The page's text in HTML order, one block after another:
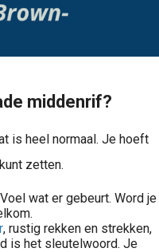
middenrif?
is heel normaal. Je hoeft
zetten.
wat er gebeurt. Word je
, rustig rekken en strekken,
is het sleutelwoord. Je